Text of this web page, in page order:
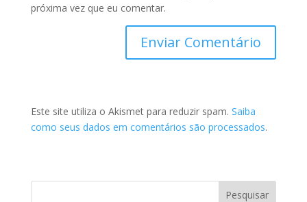
próxima vez que eu comentar.
Este site utiliza o Akismet para reduzir spam. Saiba
como seus dados em comentários são processados.